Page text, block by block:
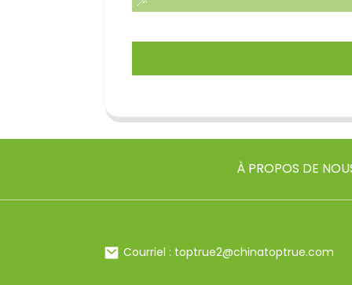
À PROPOS DE
Courriel : toptrue2@chinatoptrue.com